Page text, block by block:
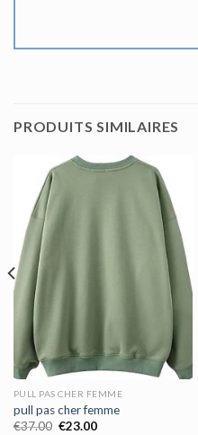
PRODUITS SIMILAIRES
PULL PAS CHER FEMME
pull pas cher femme
€37.00 €23.00